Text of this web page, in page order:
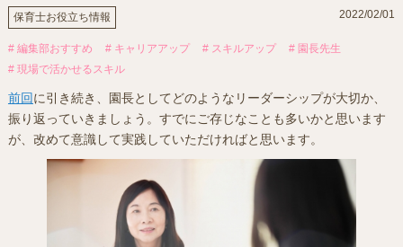
保育士お役立ち情報 2022/02/01
# 編集部おすすめ # キャリアアップ # スキルアップ
# 園長先生
# 現場で活かせるスキル
前回に引き続き、園長としてどのようなリーダーシップが大切か、
振り返っていきましょう。すでにご存じなことも多いかと思います
が、改めて意識して実践していただければと思います。